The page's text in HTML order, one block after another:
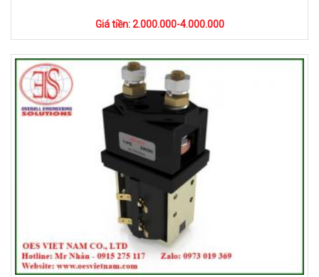
Giá tiền: 2.000.000-4.000.000